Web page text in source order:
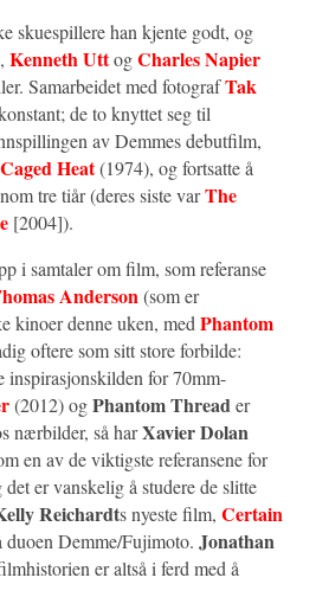
skuespillere han kjente godt, og
, Kenneth UttogCharles Napier
Samarbeidet med fotografTak
de to knyttet seg til
av Demmes debutfilm,
Caged Heat(1974), og fortsatte å
tre tiår (deres siste varThe
[2004]).
i samtaler om film, som referanse
Anderson(som er
kinoer denne uken, med Phantom
oftere som sitt store forbilde:
for 70mm-
(2012) ogPhantom Threader
nærbilder, så harXavier Dolan
en av de viktigste referansene for
det er vanskelig å studere de slitte
Reichardts nyeste film, Certain
duoen Demme/Fujimoto. Jonathan
er altså i ferd med å